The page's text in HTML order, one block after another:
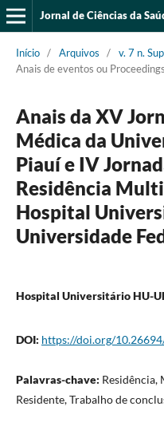
Início / Arquivos / v. 7 n.
Anais de eventos ou Proceedings
Anais da XV
Médica da
Piauí e IV
Residência
Hospital
Universidade
Hospital Universitário HU-
DOI: https://doi.org/
Palavras-chave:
Residente, Trabalho de